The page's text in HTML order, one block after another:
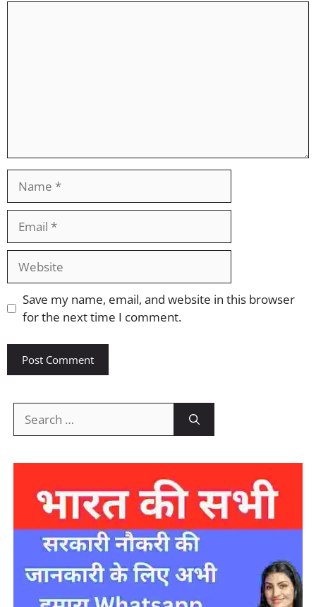
Website
Save my name, email, and website in this browser
for the next time I comment.
for: